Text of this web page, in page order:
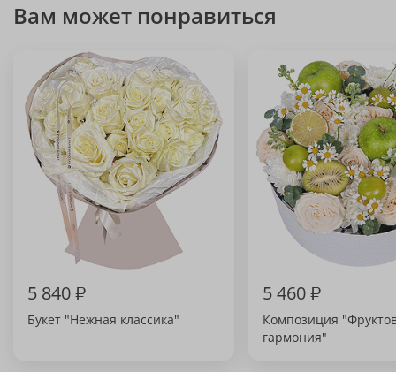
Вам может понравиться
5 840₽
Букет "Нежная классика"
5 460₽
Композиция
гармония"